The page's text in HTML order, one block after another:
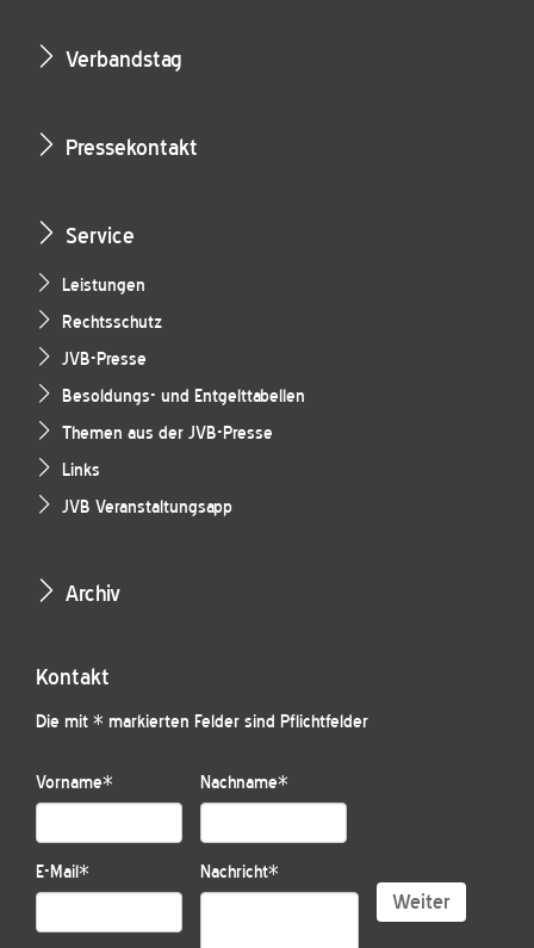
Verbandstag
Pressekontakt
Service
Leistungen
Rechtsschutz
JVB-Presse
Besoldungs- und Entgelttabellen
Themen aus der JVB-Presse
Links
JVB Veranstaltungsapp
Archiv
Kontakt
Die mit * markierten Felder sind Pflichtfelder
Vorname* Nachname*
E-Mail* Nachricht*
Weiter